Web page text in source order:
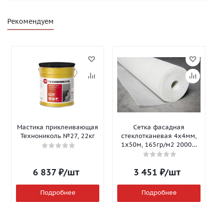
Рекомендуем
Мастика приклеивающая
Технониколь №27, 22кг
6 837₽/шт
Подробнее
Сетка фасадная
стеклотканевая 4х4мм,
1х50м, 165гр/м2 2000Н
Isomax-165
3 451 ₽/шт
Подробнее